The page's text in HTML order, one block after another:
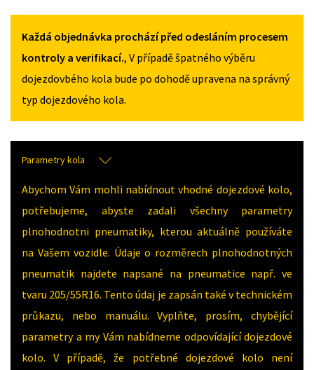
Každá objednávka prochází před odesláním procesem
kontroly a verifikací., V případě špatného výběru
dojezdovbého kola bude po dohodě upravena na správný
typ dojezdového kola.
Parametry kola
Abychom Vám mohli nabídnout vhodné dojezdové kolo,
potřebujeme, abyste zadali všechny parametry
plnohodnotni pneumatiky, kterou aktuálně používáte
na Vašem vozidle. Údaje o rozměrech plnohodnotných
pneumatik najdete napsané na pneumatice např. ve
tvaru 205/55R16. Tento údaj je zapsán také v technickém
průkazu, nebo manuálu. Vyplňte, prosím, chybějící
parametry a my Vám nabídneme odpovídající dojezdové
kolo. V případě, že potřebné dojezdové kolo není